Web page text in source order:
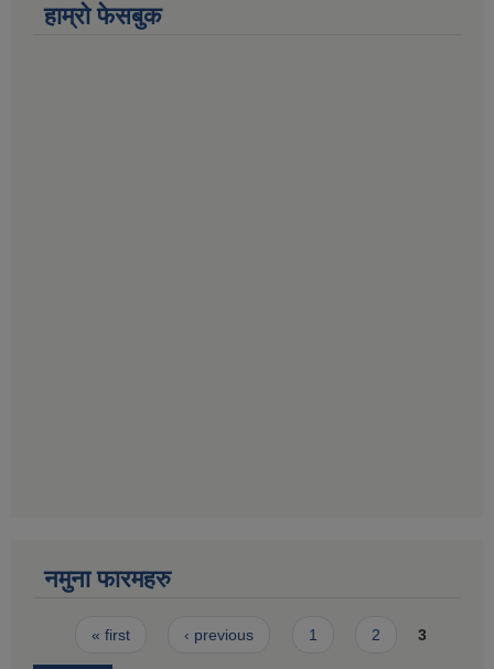
हाम्राे फेसबुक
नमुना फारमहरु
Pages
« first ‹ previous 1 2 3